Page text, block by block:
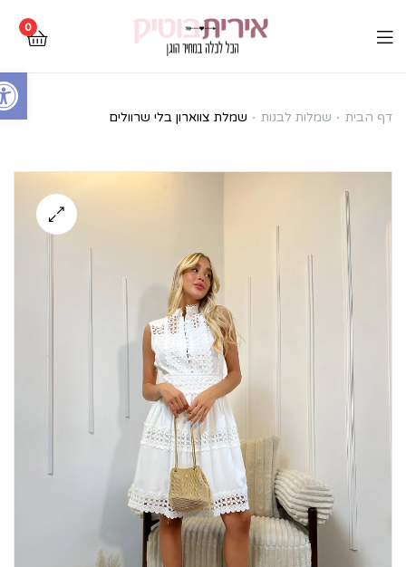
Open toolbar
0
שמלת
שרוולים
דף הבית שמלות לבנות שמלת צווארון בלי שרוולים